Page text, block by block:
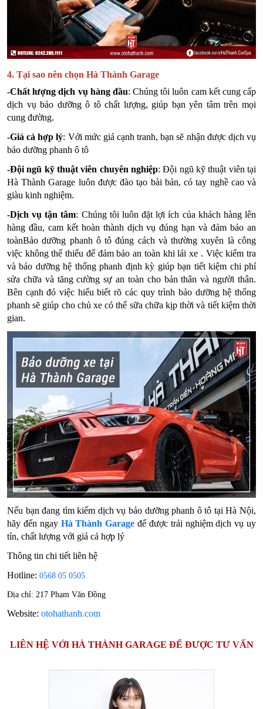
4. Tại sao nên chọn Hà Thành Garage
-Chất lượng dịch vụ hàng đầu: Chúng tôi luôn cam kết cung cấp
dịch vụ bảo dưỡng ô tô chất lượng, giúp bạn yên tâm trên mọi
cung đường.
-Giá cả hợp lý: Với mức giá cạnh tranh, bạn sẽ nhận được dịch vụ
bảo dưỡng phanh ô tô
-Đội ngũ kỹ thuật viên chuyên nghiệp: Đội ngũ kỹ thuật viên tại
Hà Thành Garage luôn được đào tạo bài bản, có tay nghề cao và
giàu kinh nghiệm.
-Dịch vụ tận tâm: Chúng tôi luôn đặt lợi ích của khách hàng lên
hàng đầu, cam kết hoàn thành dịch vụ đúng hạn và đảm bảo an
toànBảo dưỡng phanh ô tô đúng cách và thường xuyên là công
việc không thể thiếu để đảm bảo an toàn khi lái xe . Việc kiểm tra
và bảo dưỡng hệ thống phanh định kỳ giúp bạn tiết kiệm chi phí
sửa chữa và tăng cường sự an toàn cho bản thân và người thân.
Bên cạnh đó việc hiểu biết rõ các quy trình bảo dưỡng hệ thống
phanh sẽ giúp cho chủ xe có thể sữa chữa kịp thời và tiết kiệm thời
gian.
Nếu bạn đang tìm kiếm dịch vụ bảo dưỡng phanh ô tô tại Hà Nội,
hãy đến ngay Hà Thành Garage để được trải nghiệm dịch vụ uy
tín, chất lượng với giá cả hợp lý
Thông tin chi tiết liên hệ
Hotline: 0568 05 0505
Địa chỉ: 217 Phạm Văn Đồng
Website: otohathanh.com
LIÊN HỆ VỚI HÀ THÀNH GARAGE ĐỂ ĐƯỢC TƯ VẤN